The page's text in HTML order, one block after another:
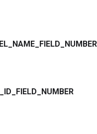
NAME FIELD NUMBER
ID FIELD NUMBER